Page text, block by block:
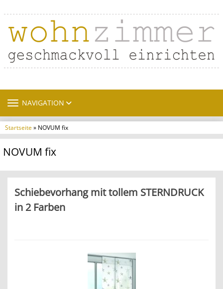
TOGGLE NAVIGATION
NAVIGATION
Startseite» NOVUM fix
NOVUM fix
Schiebevorhang mit tollem STERNDRUCK
in 2 Farben